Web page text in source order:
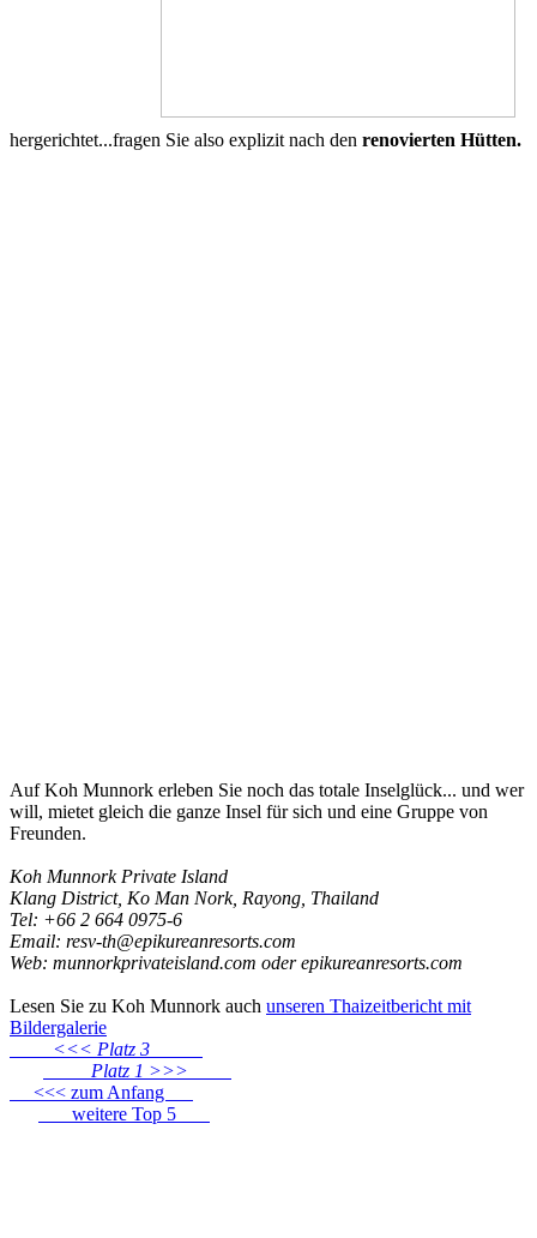
hergerichtet...fragen Sie also explizit nach den renovierten Hütten.
Auf Koh Munnork erleben Sie noch das totale Inselglück... und wer
will, mietet gleich die ganze Insel für sich und eine Gruppe von
Freunden.
Koh Munnork Private Island
Klang District, Ko Man Nork, Rayong, Thailand
Tel: +66 2 664 0975-6
Email: resv-th@epikureanresorts.com
Web: munnorkprivateisland.com oder epikureanresorts.com
Lesen Sie zu Koh Munnork auch unseren Thaizeitbericht mit
Bildergalerie
<<< Platz 3
Platz 1 >>>
<<< zum Anfang
weitere Top 5